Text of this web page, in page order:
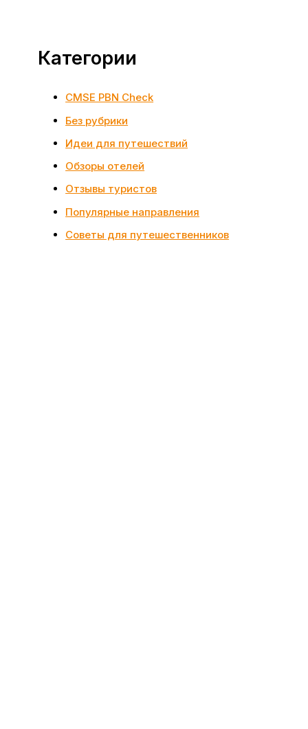
Категории
CMSE PBN Check
Без рубрики
Идеи для путешествий
Обзоры отелей
Отзывы туристов
Популярные направления
Советы для путешественников